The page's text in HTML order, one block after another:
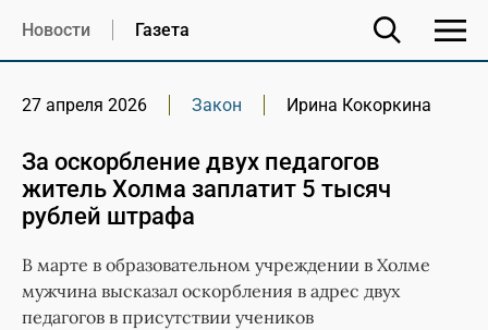
Новости Газета
27 апреля 2026 Закон Ирина Кокоркина
За оскорбление двух педагогов
житель Холма заплатит 5 тысяч
рублей штрафа
В марте в образовательном учреждении в Холме
мужчина высказал оскорбления в адрес двух
педагогов в присутствии учеников